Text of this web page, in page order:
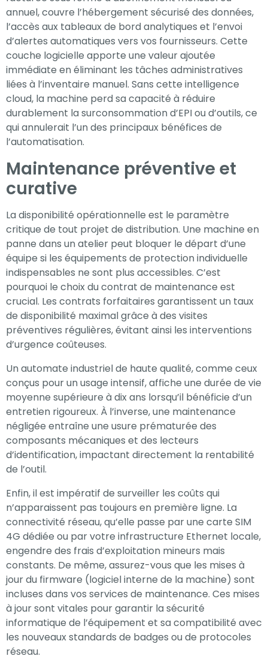
annuel, couvre l’hébergement sécurisé des données,
l’accès aux tableaux de bord analytiques et l’envoi
d’alertes automatiques vers vos fournisseurs. Cette
couche logicielle apporte une valeur ajoutée
immédiate en éliminant les tâches administratives
liées à l’inventaire manuel. Sans cette intelligence
cloud, la machine perd sa capacité à réduire
durablement la surconsommation d’EPI ou d’outils, ce
qui annulerait l’un des principaux bénéfices de
l’automatisation.
Maintenance préventive et
curative
La disponibilité opérationnelle est le paramètre
critique de tout projet de distribution. Une machine en
panne dans un atelier peut bloquer le départ d’une
équipe si les équipements de protection individuelle
indispensables ne sont plus accessibles. C’est
pourquoi le choix du contrat de maintenance est
crucial. Les contrats forfaitaires garantissent un taux
de disponibilité maximal grâce à des visites
préventives régulières, évitant ainsi les interventions
d’urgence coûteuses.
Un automate industriel de haute qualité, comme ceux
conçus pour un usage intensif, affiche une durée de vie
moyenne supérieure à dix ans lorsqu’il bénéficie d’un
entretien rigoureux. À l’inverse, une maintenance
négligée entraîne une usure prématurée des
composants mécaniques et des lecteurs
d’identification, impactant directement la rentabilité
de l’outil.
Enfin, il est impératif de surveiller les coûts qui
n’apparaissent pas toujours en première ligne. La
connectivité réseau, qu’elle passe par une carte SIM
4G dédiée ou par votre infrastructure Ethernet locale,
engendre des frais d’exploitation mineurs mais
constants. De même, assurez-vous que les mises à
jour du firmware (logiciel interne de la machine) sont
incluses dans vos services de maintenance. Ces mises
à jour sont vitales pour garantir la sécurité
informatique de l’équipement et sa compatibilité avec
les nouveaux standards de badges ou de protocoles
réseau.